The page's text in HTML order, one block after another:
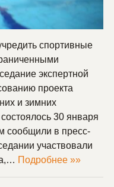
спортивные
экспертной
проекта
и зимних
30 января
сообщили в пресс-
участвовали
Подробнее »»